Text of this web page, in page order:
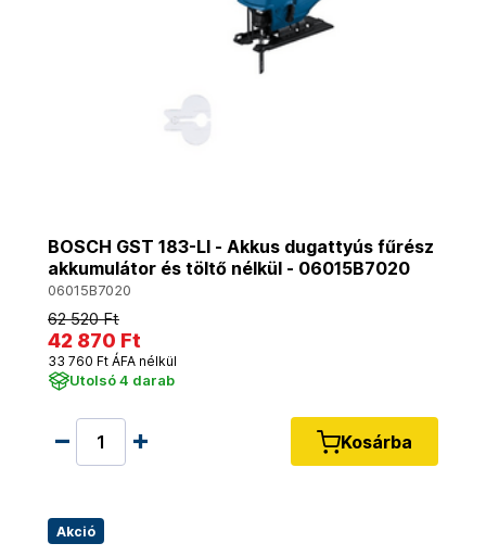
BOSCH GST 183-LI - Akkus dugattyús fűrész
akkumulátor és töltő nélkül - 06015B7020
06015B7020
62 520 Ft
42 870 Ft
33 760 Ft ÁFA nélkül
Utolsó 4 darab
Kosárba
Akció